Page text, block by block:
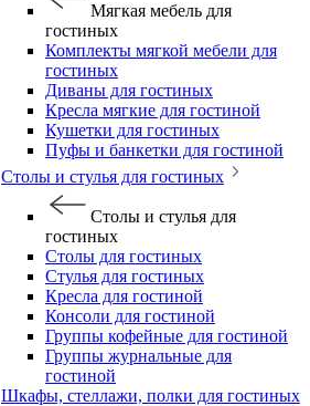
Мягкая мебель для
гостиных
Комплекты мягкой мебели для
гостиных
Диваны для гостиных
Кресла мягкие для гостиной
Кушетки для гостиных
Пуфы и банкетки для гостиной
Столы и стулья для гостиных
Столы и стулья для
гостиных
Столы для гостиных
Стулья для гостиных
Кресла для гостиной
Консоли для гостиной
Группы кофейные для гостиной
Группы журнальные для
гостиной
Шкафы, стеллажи, полки для гостиных